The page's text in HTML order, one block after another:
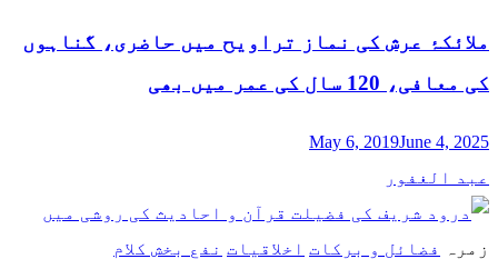
ملائکۂ عرش کی نماز تراویح میں حاضری، گناہوں
کی معافی، 120 سال کی عمر میں بھی
May 6, 2019June 4, 2025
عبد الغفور
زمرہ فضائل و برکات اخلاقیات نفع بخش کلام